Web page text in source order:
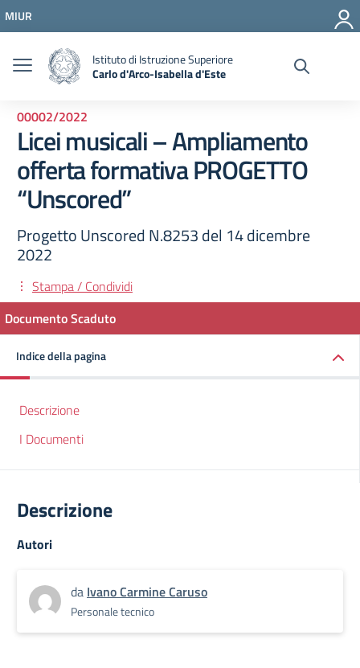
Vai al menu di navigazione
Vai al footer
MIUR
Istituto di Istruzione Superiore
Carlo d'Arco-Isabella d'Este
00002/2022
Licei musicali – Ampliamento
offerta formativa PROGETTO
“Unscored”
Progetto Unscored N.8253 del 14 dicembre
2022
Stampa / Condividi
Documento Scaduto
Indice della pagina
Descrizione
I Documenti
Descrizione
Autori
da Ivano Carmine Caruso
Personale tecnico